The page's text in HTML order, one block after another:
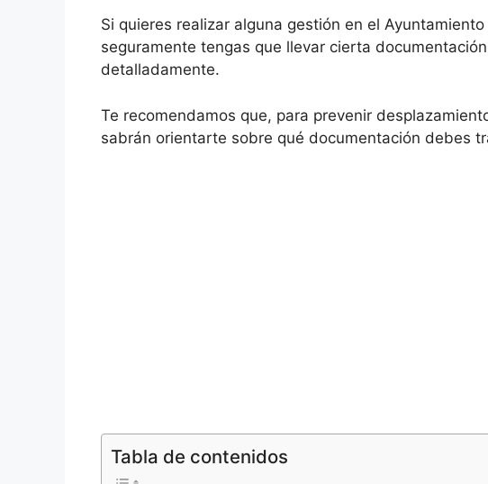
Si quieres realizar alguna gestión en el
seguramente tengas que llevar cierta
detalladamente.
Te recomendamos que, para prevenir
sabrán orientarte sobre qué documentación debes
Tabla de contenidos